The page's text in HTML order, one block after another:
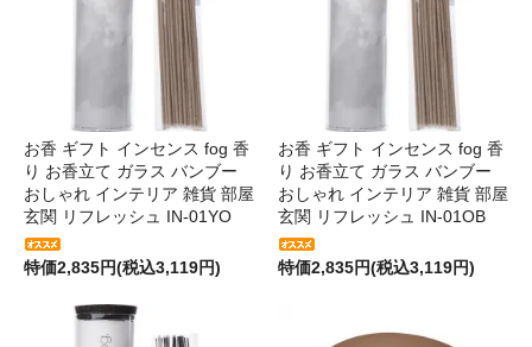
お香 ギフト インセンス fog 香
り お香立て ガラス バンブー
おしゃれ インテリア 雑貨 部屋
玄関 リフレッシュ IN-01YO
特価2,835円(税込3,119円)
お香 ギフト インセンス fog 香
り お香立て ガラス バンブー
おしゃれ インテリア 雑貨 部屋
玄関 リフレッシュ IN-01OB
特価2,835円(税込3,119円)